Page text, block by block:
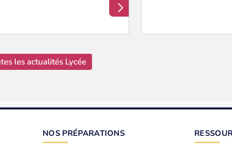
les actualités Lycée
NOS PRÉPARATIONS